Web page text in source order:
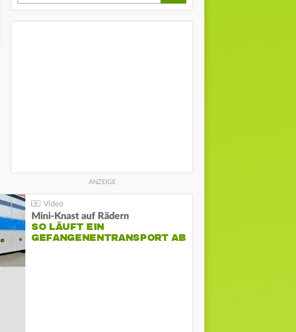
Mini-Knast auf Rädern
SO LÄUFT EIN
GEFANGENENTRANSPORT AB